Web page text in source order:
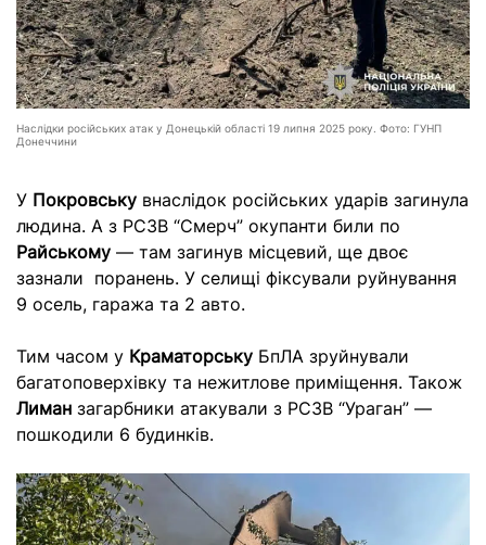
Наслідки російських атак у Донецькій області 19 липня 2025 року. Фото: ГУНП
Донеччини
У Покровську внаслідок російських ударів загинула
людина. А з РСЗВ “Смерч” окупанти били по
Райському — там загинув місцевий, ще двоє
зазнали поранень. У селищі фіксували руйнування
9 осель, гаража та 2 авто.
Тим часом у Краматорську БпЛА зруйнували
багатоповерхівку та нежитлове приміщення. Також
Лиман загарбники атакували з РСЗВ “Ураган” —
пошкодили 6 будинків.